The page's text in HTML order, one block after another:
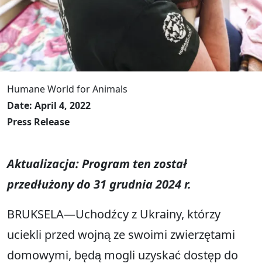
Humane World for Animals
Date: April 4, 2022
Press Release
Aktualizacja: Program ten został
przedłużony do 31 grudnia 2024 r.
BRUKSELA—Uchodźcy z Ukrainy, którzy
uciekli przed wojną ze swoimi zwierzętami
domowymi, będą mogli uzyskać dostęp do